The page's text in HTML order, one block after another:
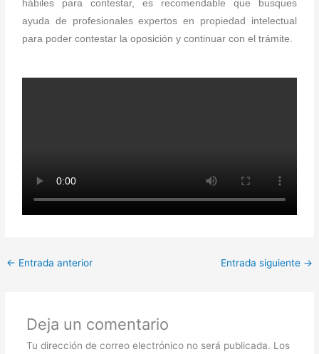
hábiles para contestar, es recomendable que busques
ayuda de profesionales expertos en propiedad intelectual
para poder contestar la oposición y continuar con el trámite.
← Entrada anterior Entrada siguiente →
Deja un comentario
Tu dirección de correo electrónico no será publicada. Los